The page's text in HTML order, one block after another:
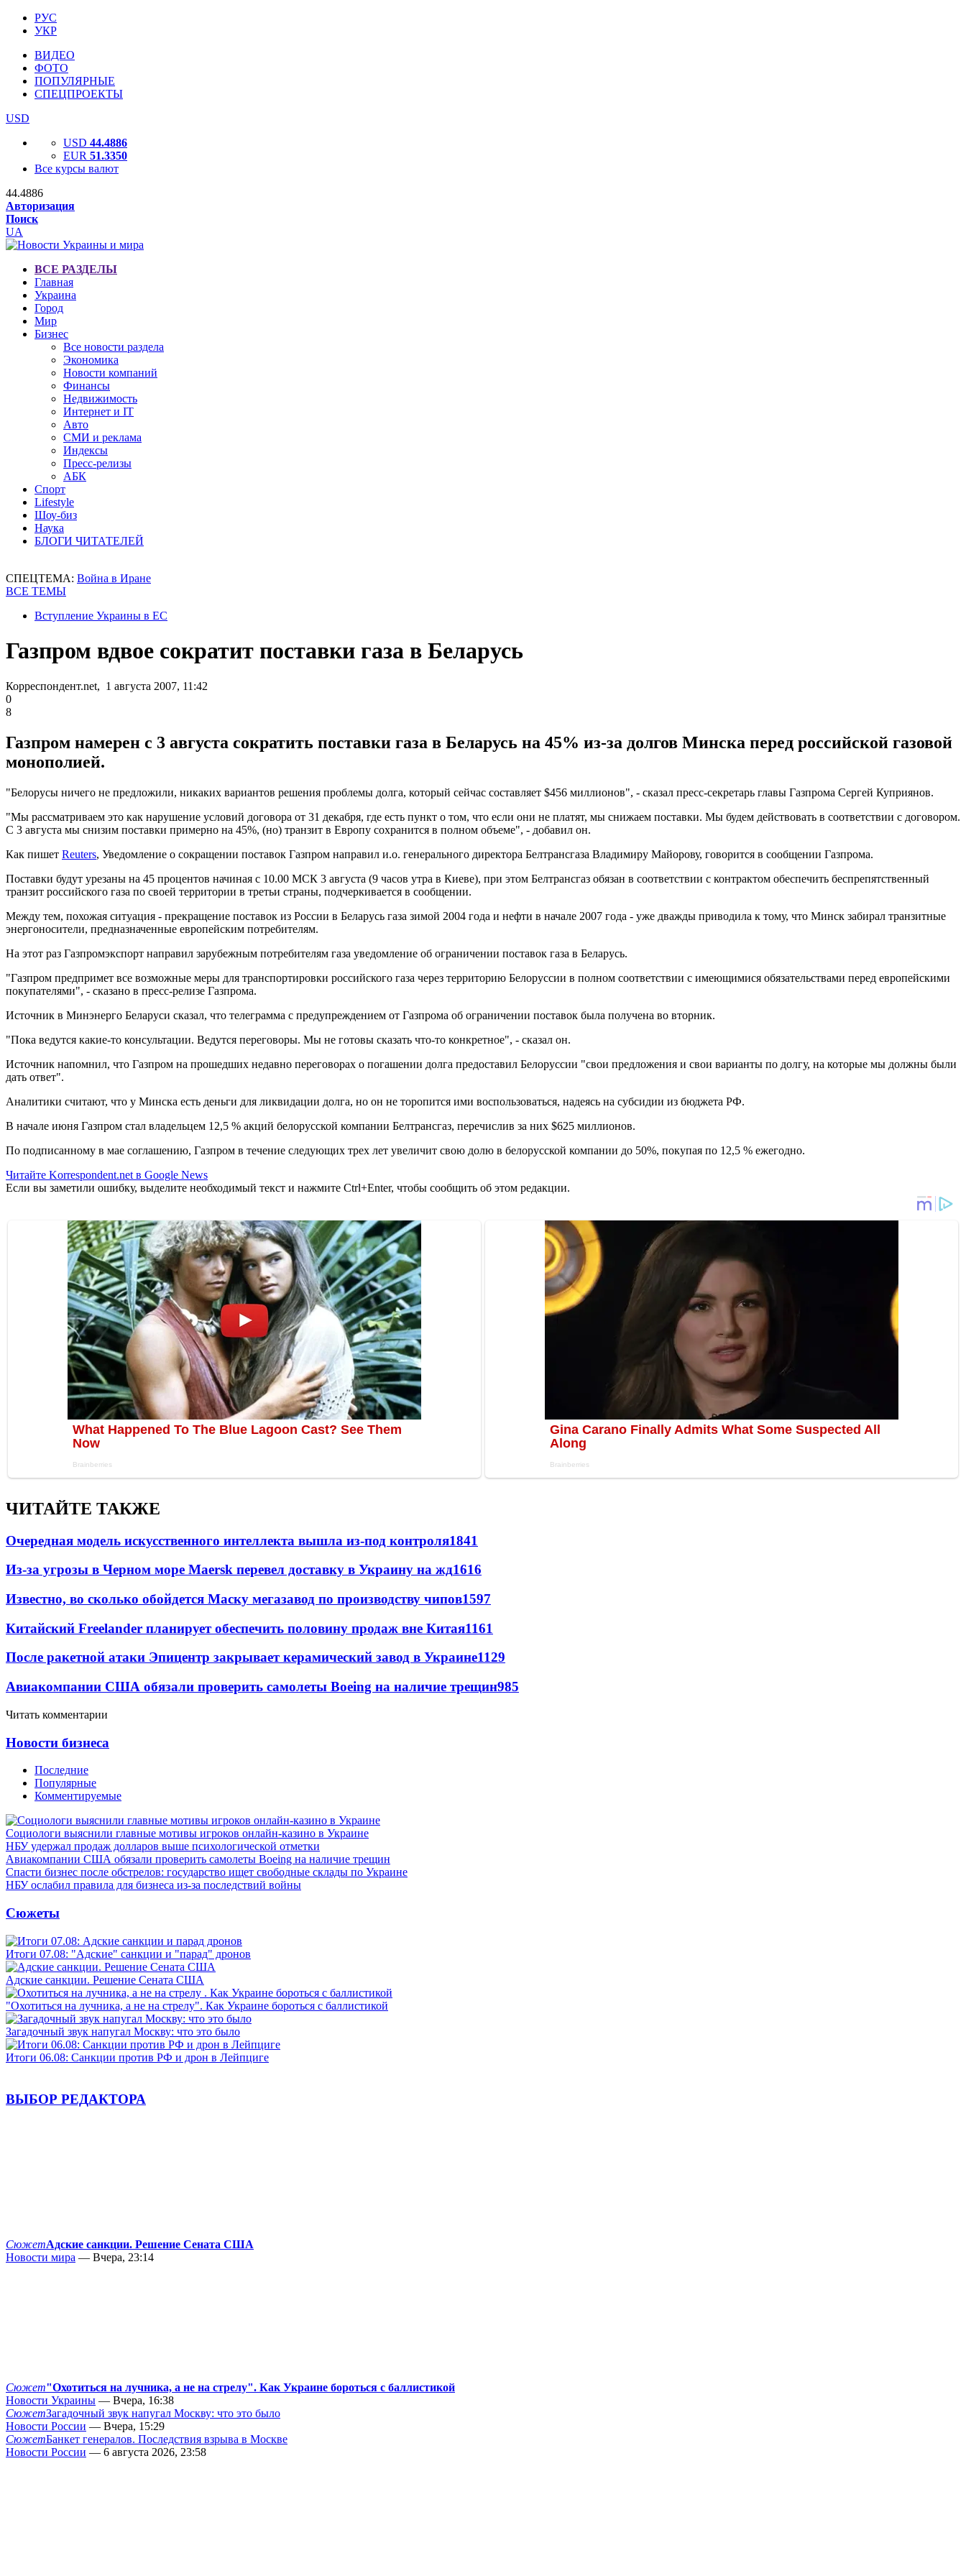
РУС
УКР
ВИДЕО
ФОТО
ПОПУЛЯРНЫЕ
СПЕЦПРОЕКТЫ
USD
USD 44.4886
EUR 51.3350
Все курсы валют
44.4886
Авторизация
Поиск
UA
ВСЕ РАЗДЕЛЫ
Главная
Украина
Город
Мир
Бизнес
Все новости раздела
Экономика
Новости компаний
Финансы
Недвижимость
Интернет и IT
Авто
СМИ и реклама
Индексы
Пресс-релизы
АБК
Спорт
Lifestyle
Шоу-биз
Наука
БЛОГИ ЧИТАТЕЛЕЙ
СПЕЦТЕМА: Война в Иране
ВСЕ ТЕМЫ
Вступление Украины в ЕС
Газпром вдвое сократит поставки газа в Беларусь
Корреспондент.net, 1 августа 2007, 11:42
0
8
Газпром намерен с 3 августа сократить поставки газа в Беларусь на 45% из-за долгов Минска перед российской газовой
монополией.
"Белорусы ничего не предложили, никаких вариантов решения проблемы долга, который сейчас составляет $456 миллионов", - сказал пресс-секретарь главы Газпрома Сергей Куприянов.
"Мы рассматриваем это как нарушение условий договора от 31 декабря, где есть пункт о том, что если они не платят, мы снижаем поставки. Мы будем действовать в соответствии с договором.
С 3 августа мы снизим поставки примерно на 45%, (но) транзит в Европу сохранится в полном объеме", - добавил он.
Как пишет Reuters, Уведомление о сокращении поставок Газпром направил и.о. генерального директора Белтрансгаза Владимиру Майорову, говорится в сообщении Газпрома.
Поставки будут урезаны на 45 процентов начиная с 10.00 МСК 3 августа (9 часов утра в Киеве), при этом Белтрансгаз обязан в соответствии с контрактом обеспечить беспрепятственный
транзит российского газа по своей территории в третьи страны, подчеркивается в сообщении.
Между тем, похожая ситуация - прекращение поставок из России в Беларусь газа зимой 2004 года и нефти в начале 2007 года - уже дважды приводила к тому, что Минск забирал транзитные
энергоносители, предназначенные европейским потребителям.
На этот раз Газпромэкспорт направил зарубежным потребителям газа уведомление об ограничении поставок газа в Беларусь.
"Газпром предпримет все возможные меры для транспортировки российского газа через территорию Белоруссии в полном соответствии с имеющимися обязательствами перед европейскими
покупателями", - сказано в пресс-релизе Газпрома.
Источник в Минэнерго Беларуси сказал, что телеграмма с предупреждением от Газпрома об ограничении поставок была получена во вторник.
"Пока ведутся какие-то консультации. Ведутся переговоры. Мы не готовы сказать что-то конкретное", - сказал он.
Источник напомнил, что Газпром на прошедших недавно переговорах о погашении долга предоставил Белоруссии "свои предложения и свои варианты по долгу, на которые мы должны были
дать ответ".
Аналитики считают, что у Минска есть деньги для ликвидации долга, но он не торопится ими воспользоваться, надеясь на субсидии из бюджета РФ.
В начале июня Газпром стал владельцем 12,5 % акций белорусской компании Белтрансгаз, перечислив за них $625 миллионов.
По подписанному в мае соглашению, Газпром в течение следующих трех лет увеличит свою долю в белорусской компании до 50%, покупая по 12,5 % ежегодно.
Читайте Korrespondent.net в Google News
Если вы заметили ошибку, выделите необходимый текст и нажмите Ctrl+Enter, чтобы сообщить об этом редакции.
ЧИТАЙТЕ ТАКЖЕ
Очередная модель искусственного интеллекта вышла из-под контроля1841
Из-за угрозы в Черном море Maersk перевел доставку в Украину на жд1616
Известно, во сколько обойдется Маску мегазавод по производству чипов1597
Китайский Freelander планирует обеспечить половину продаж вне Китая1161
После ракетной атаки Эпицентр закрывает керамический завод в Украине1129
Авиакомпании США обязали проверить самолеты Boeing на наличие трещин985
Читать комментарии
Новости бизнеса
Последние
Популярные
Комментируемые
Социологи выяснили главные мотивы игроков онлайн-казино в Украине
НБУ удержал продаж долларов выше психологической отметки
Авиакомпании США обязали проверить самолеты Boeing на наличие трещин
Спасти бизнес после обстрелов: государство ищет свободные склады по Украине
НБУ ослабил правила для бизнеса из-за последствий войны
Сюжеты
Итоги 07.08: "Адские" санкции и "парад" дронов
Адские санкции. Решение Сената США
"Охотиться на лучника, а не на стрелу". Как Украине бороться с баллистикой
Загадочный звук напугал Москву: что это было
Итоги 06.08: Санкции против РФ и дрон в Лейпциге
ВЫБОР РЕДАКТОРА
СюжетАдские санкции. Решение Сената США
Новости мира — Вчера, 23:14
Сюжет"Охотиться на лучника, а не на стрелу". Как Украине бороться с баллистикой
Новости Украины — Вчера, 16:38
СюжетЗагадочный звук напугал Москву: что это было
Новости России — Вчера, 15:29
СюжетБанкет генералов. Последствия взрыва в Москве
Новости России — 6 августа 2026, 23:58